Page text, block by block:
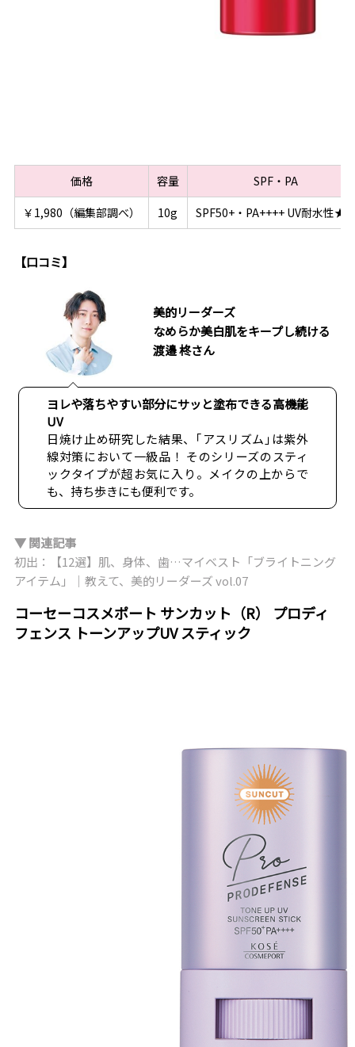
価格 容量
SPF・PA
￥1,980（編集部調べ）
10g SPF50+・PA++++ UV耐水性
【口コミ】
美的リーダーズ
なめらか美白肌をキープし続ける
渡邉 柊さん
ヨレや落ちやすい部分にサッと塗布できる高機能
UV
日焼け止め研究した結果、｢アスリズム｣は紫外
線対策において一級品！ そのシリーズのスティ
ックタイプが超お気に入り。メイクの上からで
も、持ち歩きにも便利です。
▼ 関連記事
初出：【12選】肌、身体、歯…マイベスト「ブライトニング
アイテム」│教えて、美的リーダーズ vol.07
コーセーコスメポート サンカット（R） プロディ
フェンス トーンアップUV スティック